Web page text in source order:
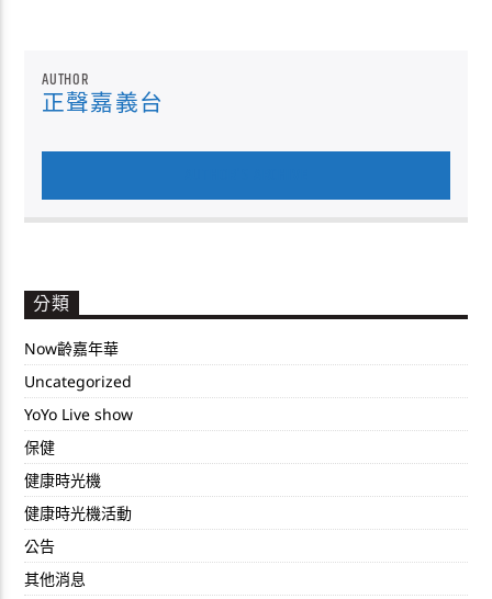
AUTHOR
正聲嘉義台
分類
Now齡嘉年華
Uncategorized
YoYo Live show
保健
健康時光機
健康時光機活動
公告
其他消息